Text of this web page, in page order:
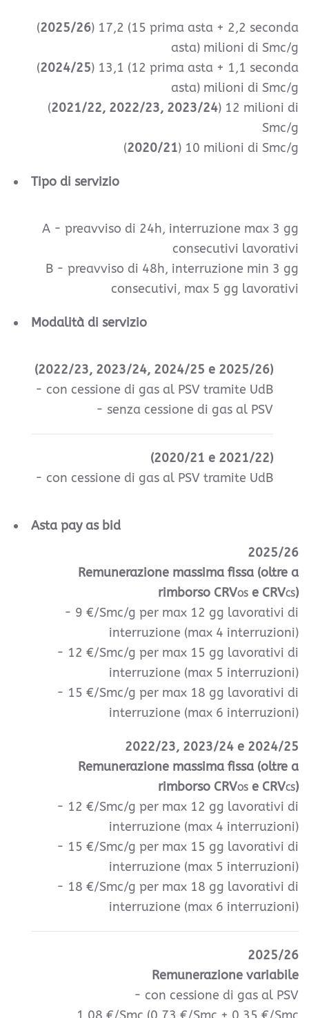
(2025/26) 17,2 (15 prima asta + 2,2 seconda
asta) milioni di Smc/g
(2024/25) 13,1 (12 prima asta + 1,1 seconda
asta) milioni di Smc/g
(2021/22, 2022/23, 2023/24) 12 milioni di
Smc/g
(2020/21) 10 milioni di Smc/g
Tipo di servizio
A - preavviso di 24h, interruzione max 3 gg
consecutivi lavorativi
B - preavviso di 48h, interruzione min 3 gg
consecutivi, max 5 gg lavorativi
Modalità di servizio
(2022/23, 2023/24, 2024/25 e 2025/26)
- con cessione di gas al PSV tramite UdB
- senza cessione di gas al PSV
(2020/21 e 2021/22)
- con cessione di gas al PSV tramite UdB
Asta pay as bid
2025/26
Remunerazione massima fissa (oltre a
rimborso CRVOS e CRVCS)
- 9 €/Smc/g per max 12 gg lavorativi di
interruzione (max 4 interruzioni)
- 12 €/Smc/g per max 15 gg lavorativi di
interruzione (max 5 interruzioni)
- 15 €/Smc/g per max 18 gg lavorativi di
interruzione (max 6 interruzioni)
2022/23, 2023/24 e 2024/25
Remunerazione massima fissa (oltre a
rimborso CRVOS e CRVCS)
- 12 €/Smc/g per max 12 gg lavorativi di
interruzione (max 4 interruzioni)
- 15 €/Smc/g per max 15 gg lavorativi di
interruzione (max 5 interruzioni)
- 18 €/Smc/g per max 18 gg lavorativi di
interruzione (max 6 interruzioni)
2025/26
Remunerazione variabile
- con cessione di gas al PSV